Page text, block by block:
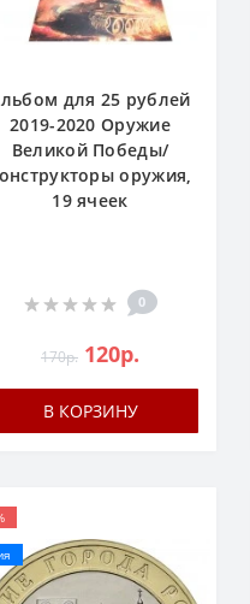
для 25 рублей
2019-2020 Оружие
Великой Победы/
оружия,
19 ячеек
0
170р. 120р.
В КОРЗИНУ